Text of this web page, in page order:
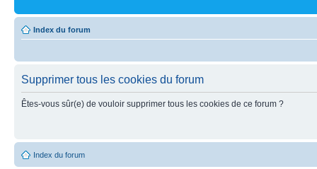
Index du forum
Supprimer tous les cookies du forum
Êtes-vous sûr(e) de vouloir supprimer tous les cookies de ce forum ?
Index du forum